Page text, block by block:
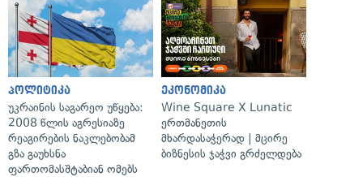
პოლიტიკა
უკრაინის საგარეო უწყება:
2008 წლის აგრესიაზე
რეაგირების ნაკლებობამ
გზა გაუხსნა
ფართომასშტაბიან ომებს
ეკონომიკა
Wine Square X Lunatic
ერთმანეთის
მხარდასაჭერად | მცირე
ბიზნესის ჯაჭვი გრძელდება